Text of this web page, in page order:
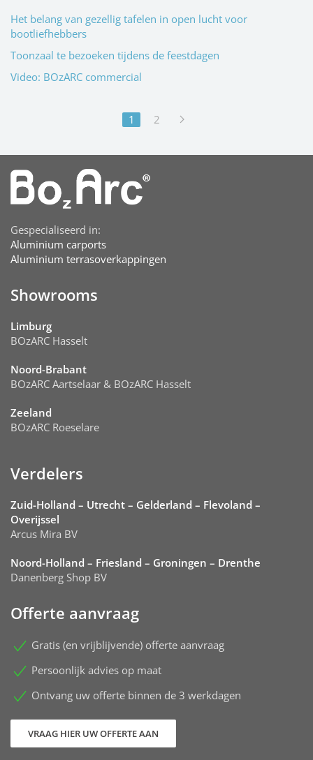
Het belang van gezellig tafelen in open lucht voor
bootliefhebbers
Toonzaal te bezoeken tijdens de feestdagen
Video: BOzARC commercial
1 2
Gespecialiseerd in:
Aluminium carports
Aluminium terrasoverkappingen
Showrooms
Limburg
BOzARC Hasselt
Noord-Brabant
BOzARC Aartselaar & BOzARC Hasselt
Zeeland
BOzARC Roeselare
Verdelers
Zuid-Holland – Utrecht – Gelderland – Flevoland –
Overijssel
Arcus Mira BV
Noord-Holland – Friesland – Groningen – Drenthe
Danenberg Shop BV
Offerte aanvraag
Gratis (en vrijblijvende) offerte aanvraag
Persoonlijk advies op maat
Ontvang uw offerte binnen de 3 werkdagen
VRAAG HIER UW OFFERTE AAN